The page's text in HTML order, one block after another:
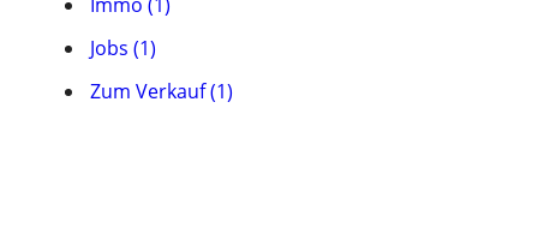
Jobs (1)
Zum Verkauf (1)